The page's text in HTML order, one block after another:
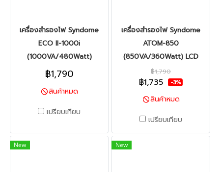
เครื่องสำรองไฟ Syndome
ECO II-1000i
(1000VA/480Watt)
฿1,790
สินค้าหมด
เปรียบเทียบ
เครื่องสำรองไฟ Syndome
ATOM-850
(850VA/360Watt) LCD
฿1,790
฿1,735 -3%
สินค้าหมด
เปรียบเทียบ
New New